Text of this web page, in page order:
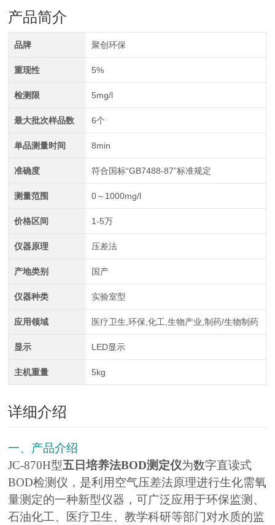
产品简介
品牌 聚创环保
重现性 5%
检测限 5mg/l
最大批次样品数 6个
单品测量时间 8min
准确度 符合国标“GB7488-87”标准规定
测量范围 0～1000mg/l
价格区间 1-5万
仪器原理 压差法
产地类别 国产
仪器种类 实验室型
应用领域 医疗卫生,环保,化工,生物产业,制药/生物制药
显示 LED显示
主机重量 5kg
详细介绍
一、产品介绍
JC-870H型五日培养法BOD测定仪为数字直读式
BOD检测仪，是利用空气压差法原理进行生化需氧
量测定的一种新型仪器，可广泛应用于环保监测、
石油化工、医疗卫生、教学科研等部门对水质的监